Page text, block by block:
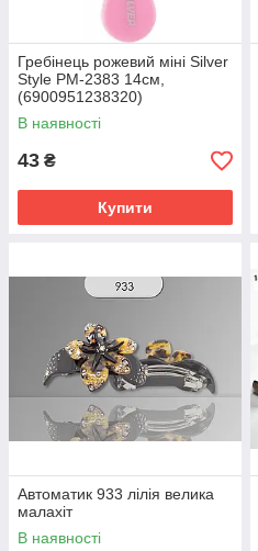
Гребінець рожевий міні Silver
Style РМ-2383 14см,
(6900951238320)
В наявності
43 ₴
Купити
Автоматик 933 лілія велика
малахіт
В наявності